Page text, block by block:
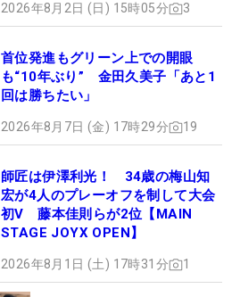
2026年8月2日 (日) 15時05分 3
首位発進もグリーン上での開眼
も“10年ぶり” 金田久美子「あと1
回は勝ちたい」
2026年8月7日 (金) 17時29分 19
師匠は伊澤利光！ 34歳の梅山知
宏が4人のプレーオフを制して大会
初V 藤本佳則らが2位【MAIN
STAGE JOYX OPEN】
2026年8月1日 (土) 17時31分 1